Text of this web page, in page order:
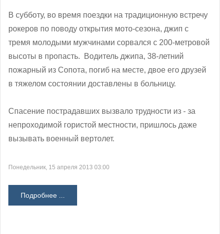
В субботу, во время поездки на традиционную встречу
рокеров по поводу открытия мото-сезона, джип с
тремя молодыми мужчинами сорвался с 200-метровой
высоты в пропасть. Водитель джипа, 38-летний
пожарный из Сопота, погиб на месте, двое его друзей
в тяжелом состоянии доставлены в больницу.
Спасение пострадавших вызвало трудности из - за
непроходимой гористой местности, пришлось даже
вызывать военный вертолет.
Понедельник, 15 апреля 2013 03:00
Подробнее ...